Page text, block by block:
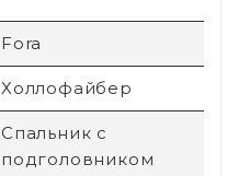
Fora
Холлофайбер
Спальник с
подголовником